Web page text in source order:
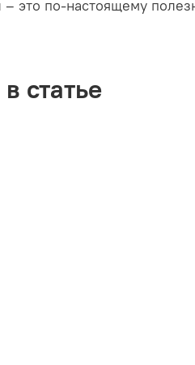
это по-настоящему
статье